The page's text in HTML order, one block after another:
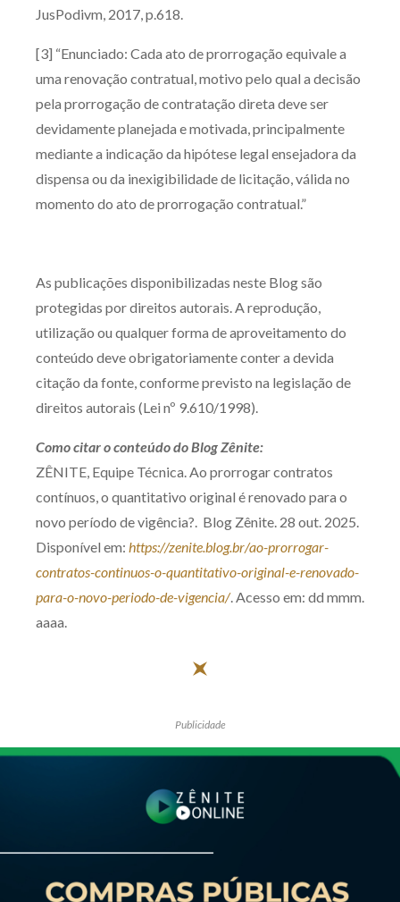
JusPodivm, 2017, p.618.
[3] “Enunciado: Cada ato de prorrogação equivale a
uma renovação contratual, motivo pelo qual a decisão
pela prorrogação de contratação direta deve ser
devidamente planejada e motivada, principalmente
mediante a indicação da hipótese legal ensejadora da
dispensa ou da inexigibilidade de licitação, válida no
momento do ato de prorrogação contratual.”
As publicações disponibilizadas neste Blog são
protegidas por direitos autorais. A reprodução,
utilização ou qualquer forma de aproveitamento do
conteúdo deve obrigatoriamente conter a devida
citação da fonte, conforme previsto na legislação de
direitos autorais (Lei nº 9.610/1998).
Como citar o conteúdo do Blog Zênite:
ZÊNITE, Equipe Técnica. Ao prorrogar contratos
contínuos, o quantitativo original é renovado para o
novo período de vigência?. Blog Zênite. 28 out. 2025.
Disponível em: https://zenite.blog.br/ao-prorrogar-
contratos-continuos-o-quantitativo-original-e-renovado-
para-o-novo-periodo-de-vigencia/. Acesso em: dd mmm.
aaaa.
Publicidade